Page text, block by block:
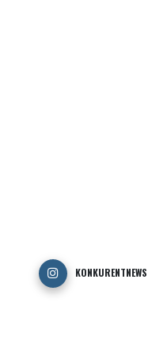
KONKURENTNEWS